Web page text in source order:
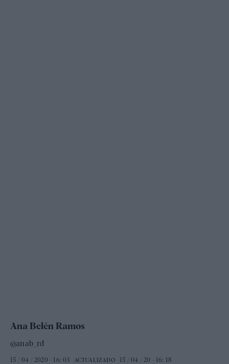
Ana Belén Ramos
@anab_rd
15 / 04 / 2020 - 16: 03 ACTUALIZADO 15 / 04 / 20 - 16: 18